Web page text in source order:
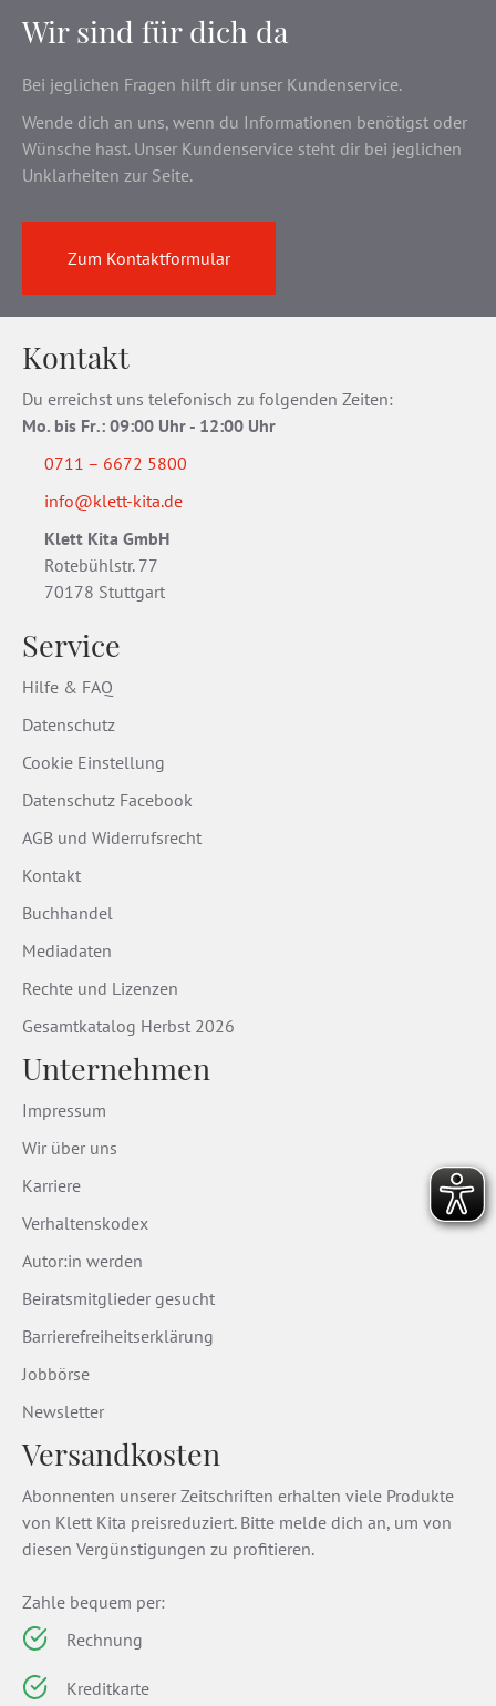
Wir sind für dich da
Bei jeglichen Fragen hilft dir unser Kundenservice.
Wende dich an uns, wenn du Informationen benötigst oder
Wünsche hast. Unser Kundenservice steht dir bei jeglichen
Unklarheiten zur Seite.
Zum Kontaktformular
Kontakt
Du erreichst uns telefonisch zu folgenden Zeiten:
Mo. bis Fr.: 09:00 Uhr - 12:00 Uhr
0711 – 6672 5800
info@klett-kita.de
Klett Kita GmbH
Rotebühlstr. 77
70178 Stuttgart
Service
Hilfe & FAQ
Datenschutz
Cookie Einstellung
Datenschutz Facebook
AGB und Widerrufsrecht
Kontakt
Buchhandel
Mediadaten
Rechte und Lizenzen
Gesamtkatalog Herbst 2026
Unternehmen
Impressum
Wir über uns
Karriere
Verhaltenskodex
Autor:in werden
Beiratsmitglieder gesucht
Barrierefreiheitserklärung
Jobbörse
Newsletter
Versandkosten
Abonnenten unserer Zeitschriften erhalten viele Produkte
von Klett Kita preisreduziert. Bitte melde dich an, um von
diesen Vergünstigungen zu profitieren.
Zahle bequem per:
Rechnung
Kreditkarte